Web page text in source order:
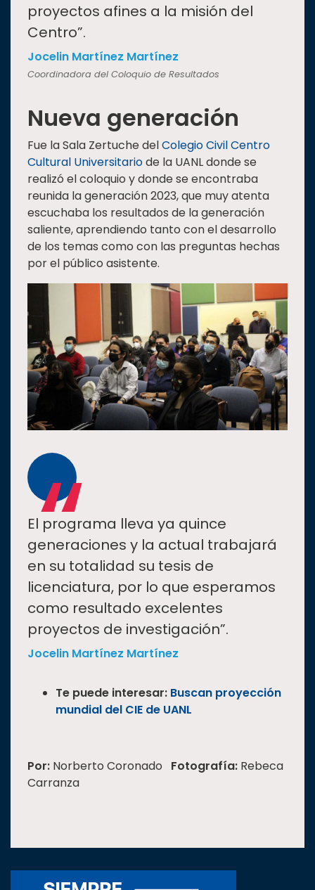
proyectos afines a la misión del
Centro”.
Jocelin Martínez Martínez
Coordinadora del Coloquio de Resultados
Nueva generación
Fue la Sala Zertuche delColegio Civil Centro
Cultural Universitariode la UANL donde se
realizó el coloquio y donde se encontraba
reunida la generación 2023, que muy atenta
escuchaba los resultados de la generación
saliente, aprendiendo tanto con el desarrollo
de los temas como con las preguntas hechas
por el público asistente.
“
El programa lleva ya quince
generaciones y la actual trabajará
en su totalidad su tesis de
licenciatura, por lo que esperamos
como resultado excelentes
proyectos de investigación”.
Jocelin Martínez Martínez
Te puede interesar: Buscan proyección
mundial del CIE de UANL
Por: Norberto Coronado Fotografía: Rebeca
Carranza